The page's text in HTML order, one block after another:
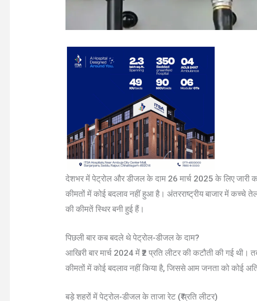
देशभर में पेट्रोल और डीजल के दाम 26 मार्च 2025 के लिए जारी
कीमतों में कोई बदलाव नहीं हुआ है। अंतरराष्ट्रीय बाजार में कच्चे
की कीमतें स्थिर बनी हुई हैं।
पिछली बार कब बदले थे पेट्रोल-डीजल के दाम?
आखिरी बार मार्च 2024 में ₹2 प्रति लीटर की कटौती की गई
कीमतों में कोई बदलाव नहीं किया है, जिससे आम जनता को कोई
बड़े शहरों में पेट्रोल-डीजल के ताजा रेट (₹ प्रति लीटर)